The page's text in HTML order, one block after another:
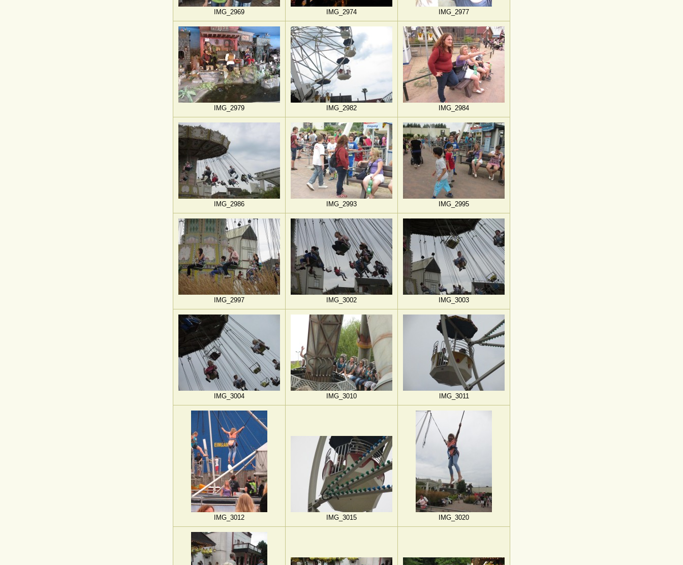
IMG_2969 IMG_2974 IMG_2977
IMG_2979 IMG_2982 IMG_2984
IMG_2986 IMG_2993 IMG_2995
IMG_2997 IMG_3002 IMG_3003
IMG_3004 IMG_3010 IMG_3011
IMG_3012 IMG_3015 IMG_3020